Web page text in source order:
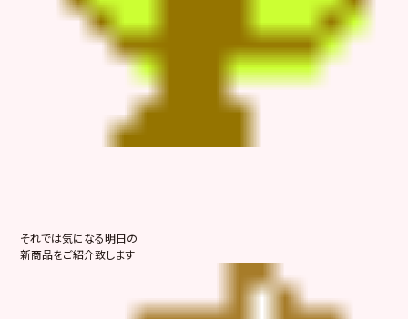
それでは気になる明日の
新商品をご紹介致します